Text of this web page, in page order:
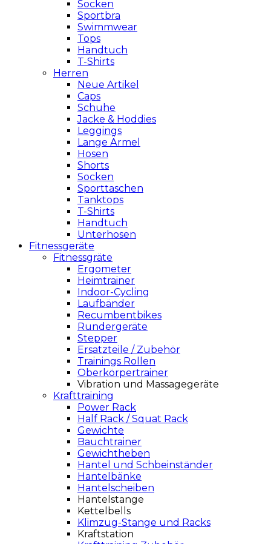
Socken
Sportbra
Swimmwear
Tops
Handtuch
T-Shirts
Herren
Neue Artikel
Caps
Schuhe
Jacke & Hoddies
Leggings
Lange Ärmel
Hosen
Shorts
Socken
Sporttaschen
Tanktops
T-Shirts
Handtuch
Unterhosen
Fitnessgeräte
Fitnessgräte
Ergometer
Heimtrainer
Indoor-Cycling
Laufbänder
Recumbentbikes
Rundergeräte
Stepper
Ersatzteile / Zubehör
Trainings Rollen
Oberkörpertrainer
Vibration und Massagegeräte
Krafttraining
Power Rack
Half Rack / Squat Rack
Gewichte
Bauchtrainer
Gewichtheben
Hantel und Schbeinständer
Hantelbänke
Hantelscheiben
Hantelstange
Kettelbells
Klimzug-Stange und Racks
Kraftstation